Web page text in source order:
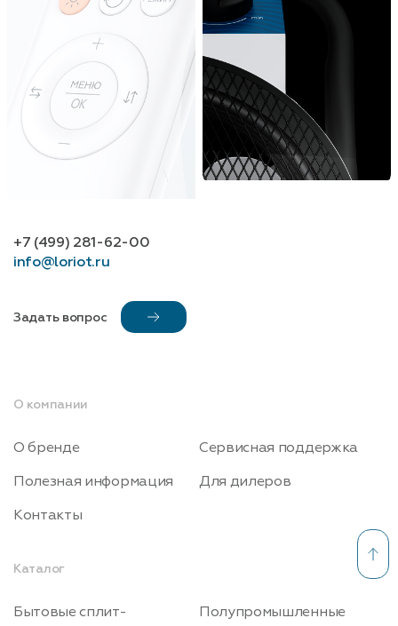
+7 (499) 281-62-00
info@loriot.ru
Задать вопрос
О компании
О бренде
Сервисная поддержка
Полезная информация
Для дилеров
Контакты
Каталог
Бытовые сплит-
Полупромышленные